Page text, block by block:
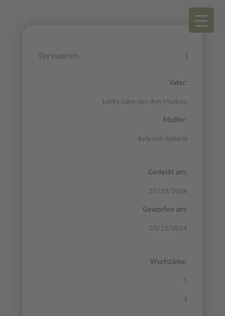
Tervueren
Vater:
Lucky Luke von den Modocs
Mutter:
Ayla von Azkaria
Gedeckt am:
25/10/2024
Geworfen am:
23/12/2024
Wurfstärke:
5
3